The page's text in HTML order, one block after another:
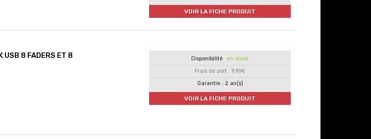
VOIR LA FICHE PRODUIT
USB 8 FADERS ET 8
en stock
Frais de port : 9,90€
Garantie : 2 an(s)
VOIR LA FICHE PRODUIT